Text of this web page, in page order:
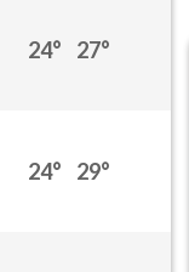
24° 27°
24° 29°